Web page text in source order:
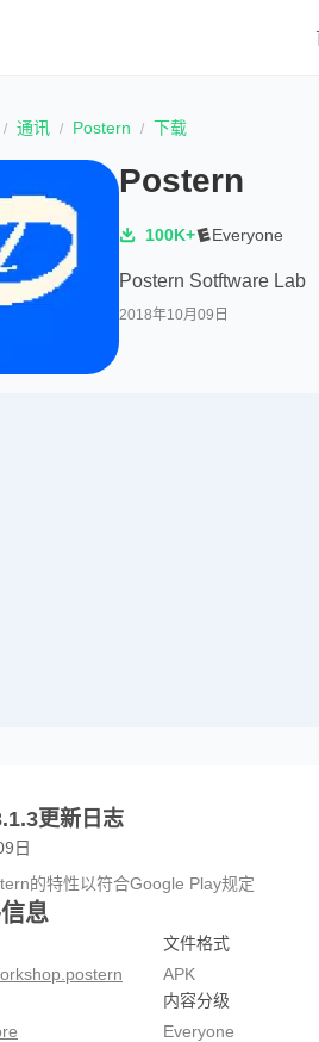
通讯 Postern 下载
Postern
100K+ Everyone
Postern Sotftware Lab
2018年10月09日
更新日志
日
的特性以符合Google Play规定
息
文件格式
APK
内容分级
Everyone